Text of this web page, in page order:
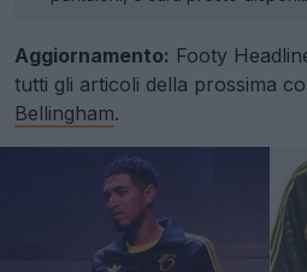
Aggiornamento: Footy
tutti gli articoli della prossima
Bellingham.